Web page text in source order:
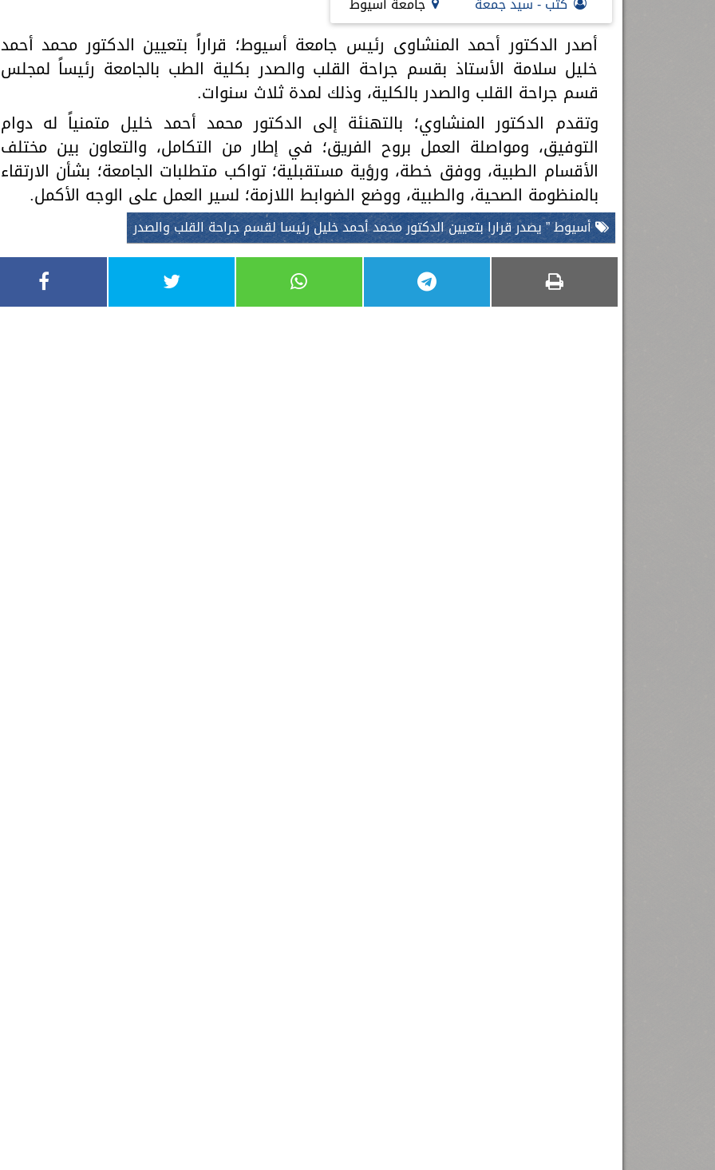
أصدر الدكتور أحمد المنشاوى رئيس جامعة أسيوط؛ قراراً بتعيين الدكتور محمد أحمد
خليل سلامة الأستاذ بقسم جراحة القلب والصدر بكلية الطب بالجامعة رئيساً لمجلس
قسم جراحة القلب والصدر بالكلية، وذلك لمدة ثلاث سنوات.
وتقدم الدكتور المنشاوي؛ بالتهنئة إلى الدكتور محمد أحمد خليل متمنياً له دوام
التوفيق، ومواصلة العمل بروح الفريق؛ في إطار من التكامل، والتعاون بين مختلف
الأقسام الطبية، ووفق خطة، ورؤية مستقبلية؛ تواكب متطلبات الجامعة؛ بشأن الارتقاء
بالمنظومة الصحية، والطبية، ووضع الضوابط اللازمة؛ لسير العمل على الوجه الأكمل.
أسيوط ” يصدر قرارا بتعيين الدكتور محمد أحمد خليل رئيسا لقسم جراحة القلب والصدر